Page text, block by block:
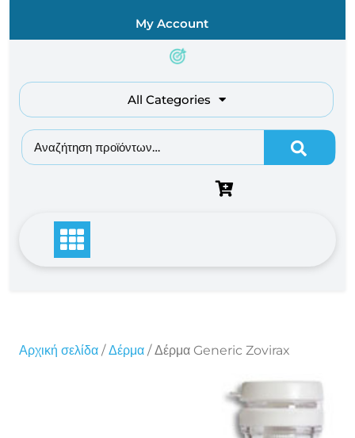
My Account
All Categories
Αναζήτηση για:
Αρχική σελίδα /Δέρμα / Δέρμα Generic Zovirax